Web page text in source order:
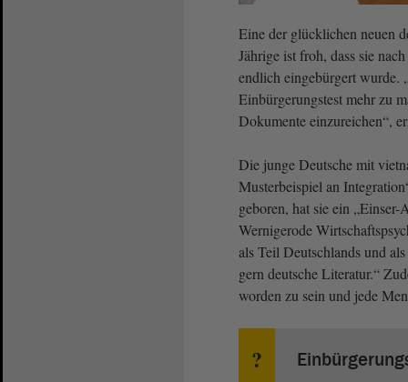
Eine der glücklichen neuen
Jährige ist froh, dass sie
endlich eingebürgert wurde.
Einbürgerungstest mehr zu
Dokumente einzureichen“,
Die junge Deutsche mit
Musterbeispiel an
geboren, hat sie ein
Wernigerode
als Teil Deutschlands und
gern deutsche Literatur.“
worden zu sein und jede